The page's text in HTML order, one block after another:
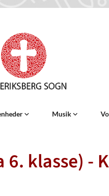
Musik
klasse) -